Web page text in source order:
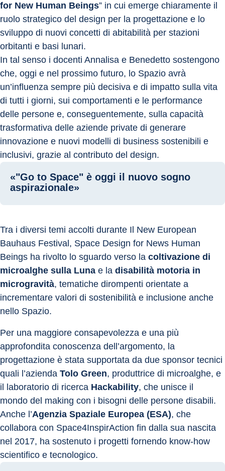
for New Human Beings” in cui emerge chiaramente il
ruolo strategico del design per la progettazione e lo
sviluppo di nuovi concetti di abitabilità per stazioni
orbitanti e basi lunari.
In tal senso i docenti Annalisa e Benedetto sostengono
che, oggi e nel prossimo futuro, lo Spazio avrà
un’influenza sempre più decisiva e di impatto sulla vita
di tutti i giorni, sui comportamenti e le performance
delle persone e, conseguentemente, sulla capacità
trasformativa delle aziende private di generare
innovazione e nuovi modelli di business sostenibili e
inclusivi, grazie al contributo del design.
«"Go to Space" è oggi il nuovo sogno
aspirazionale»
Tra i diversi temi accolti durante Il New European
Bauhaus Festival, Space Design for News Human
Beings ha rivolto lo sguardo verso la coltivazione di
microalghe sulla Luna e la disabilità motoria in
microgravità, tematiche dirompenti orientate a
incrementare valori di sostenibilità e inclusione anche
nello Spazio.
Per una maggiore consapevolezza e una più
approfondita conoscenza dell’argomento, la
progettazione è stata supportata da due sponsor tecnici
quali l’azienda Tolo Green, produttrice di microalghe, e
il laboratorio di ricerca Hackability, che unisce il
mondo del making con i bisogni delle persone disabili.
Anche l’Agenzia Spaziale Europea (ESA), che
collabora con Space4InspirAction fin dalla sua nascita
nel 2017, ha sostenuto i progetti fornendo know-how
scientifico e tecnologico.